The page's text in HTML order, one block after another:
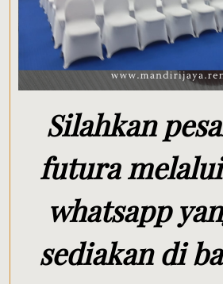
Silahkan
futura
whatsapp
sediakan di